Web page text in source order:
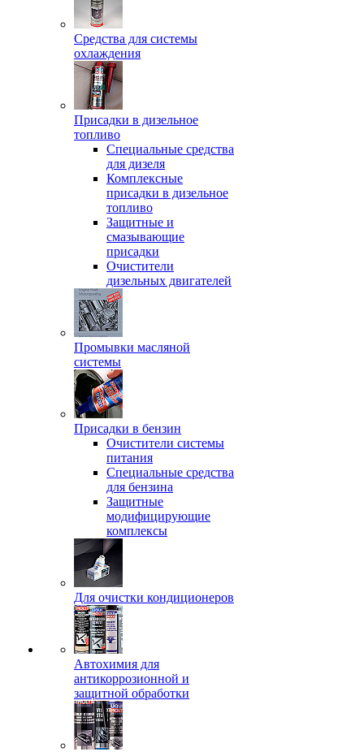
Средства для системы
охлаждения
Присадки в дизельное
топливо
Спeциальные средства
для дизеля
Комплексные
присадки в дизельное
топливо
Защитные и
смазывающие
присадки
Очистители
дизельных двигателей
Промывки масляной
системы
Присадки в бензин
Очистители системы
питания
Специальные срeдства
для бензина
Защитные
модифицирующие
комплексы
Для очистки кондиционеров
Автохимия для
антикоррозионной и
защитной обработки